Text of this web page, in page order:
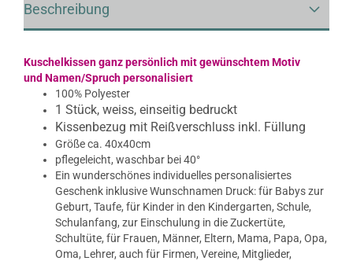
Beschreibung
Kuschelkissen ganz persönlich mit gewünschtem Motiv
und Namen/Spruch personalisiert
100% Polyester
1 Stück, weiss, einseitig bedruckt
Kissenbezug mit Reißverschluss inkl. Füllung
Größe ca. 40x40cm
pflegeleicht, waschbar bei 40°
Ein wunderschönes individuelles personalisiertes
Geschenk inklusive Wunschnamen Druck: für Babys zur
Geburt, Taufe, für Kinder in den Kindergarten, Schule,
Schulanfang, zur Einschulung in die Zuckertüte,
Schultüte, für Frauen, Männer, Eltern, Mama, Papa, Opa,
Oma, Lehrer, auch für Firmen, Vereine, Mitglieder,